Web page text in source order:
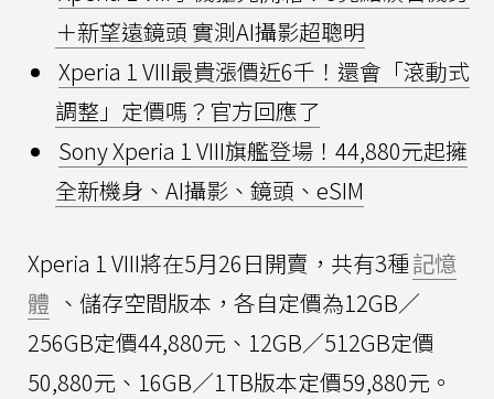
＋新望遠鏡頭 實測AI攝影超聰明
Xperia 1 VIII最貴漲價近6千！還會「滾動式
調整」定價嗎？官方回應了
Sony Xperia 1 VIII旗艦登場！44,880元起擁
全新機身、AI攝影、鏡頭、eSIM
Xperia 1 VIII將在5月26日開賣，共有3種記憶
體 、儲存空間版本，各自定價為12GB／
256GB定價44,880元、12GB／512GB定價
50,880元、16GB／1TB版本定價59,880元。